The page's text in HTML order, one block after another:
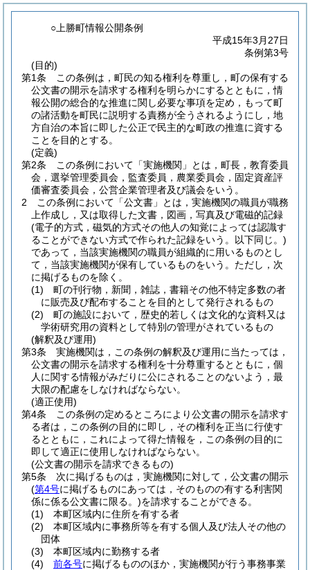
○上勝町情報公開条例
平成15年3月27日
条例第3号
(目的)
第1条
この条例は，町民の知る権利を尊重し，町の保有する
公文書の開示を請求する権利を明らかにするとともに，情
報公開の総合的な推進に関し必要な事項を定め，もって町
の諸活動を町民に説明する責務が全うされるようにし，地
方自治の本旨に即した公正で民主的な町政の推進に資する
ことを目的とする。
(定義)
第2条
この条例において「実施機関」とは，町長，教育委員
会，選挙管理委員会，監査委員，農業委員会，固定資産評
価審査委員会，公営企業管理者及び議会をいう。
2
この条例において「公文書」とは，実施機関の職員が職務
上作成し，又は取得した文書，図画，写真及び電磁的記録
(電子的方式，磁気的方式その他人の知覚によっては認識す
ることができない方式で作られた記録をいう。以下同じ。)
であって，当該実施機関の職員が組織的に用いるものとし
て，当該実施機関が保有しているものをいう。 ただし，次
に掲げるものを除く。
(1)
町の刊行物，新聞，雑誌，書籍その他不特定多数の者
に販売及び配布することを目的として発行されるもの
(2)
町の施設において，歴史的若しくは文化的な資料又は
学術研究用の資料として特別の管理がされているもの
(解釈及び運用)
第3条
実施機関は，この条例の解釈及び運用に当たっては，
公文書の開示を請求する権利を十分尊重するとともに，個
人に関する情報がみだりに公にされることのないよう，最
大限の配慮をしなければならない。
(適正使用)
第4条
この条例の定めるところにより公文書の開示を請求す
る者は，この条例の目的に即し，その権利を正当に行使す
るとともに，これによって得た情報を，この条例の目的に
即して適正に使用しなければならない。
(公文書の開示を請求できるもの)
第5条
次に掲げるものは，実施機関に対して，公文書の開示
(第4号に掲げるものにあっては，そのものの有する利害関
係に係る公文書に限る。)を請求することができる。
(1)
本町区域内に住所を有する者
(2)
本町区域内に事務所等を有する個人及び法人その他の
団体
(3)
本町区域内に勤務する者
(4)
前各号に掲げるもののほか，実施機関が行う事務事業